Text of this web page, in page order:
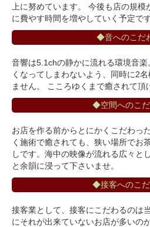
上に努めています。 今後も店の規
に費やす時間を増やしていく予定です
◆音へのこだ
音響は5.1chの静かに流れる環境音
くなってしまわないよう、同時に2
ません。 こころゆくまで癒されて頂
◆空間へのこ
お店を作る前からとにかくこだわっ
く施術で癒されても、狭い場所でお
しです。海中の映像が流れる広々と
と余韻に浸って下さいませ。
◆接客へのこ
接客業として、接客にこだわるのは
にそれが出来ていないお店が多いの